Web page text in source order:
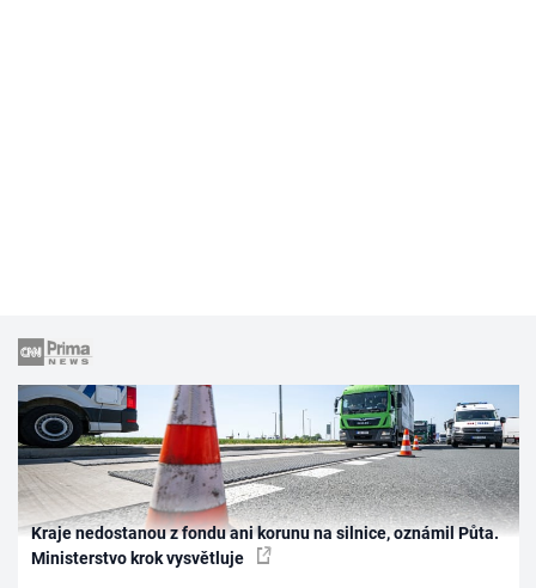
Kraje nedostanou z fondu ani korunu na silnice, oznámil Půta.
Ministerstvo krok vysvětluje